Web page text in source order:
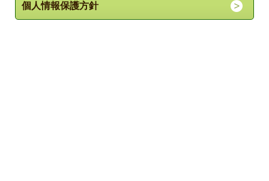
個人情報保護方針